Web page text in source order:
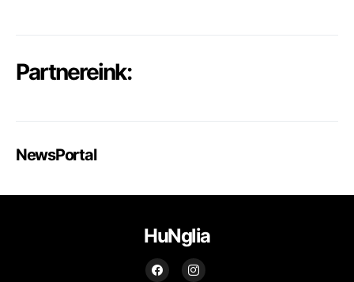
Partnereink:
NewsPortal
HuNglia